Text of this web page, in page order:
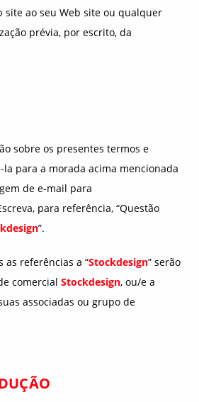
site ao seu Web site ou qualquer
prévia, por escrito, da
sobre os presentes termos e
la para a morada acima mencionada
de e-mail para
para referência, “Questão
”.
as referências a “Stockdesign” serão
comercial Stockdesign, ou/e a
associadas ou grupo de